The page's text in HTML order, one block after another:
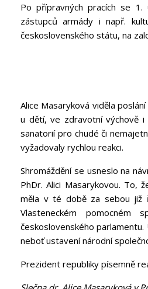
Po přípravných pracích se 1.
zástupců armády i např.
československého státu, na
Alice Masaryková viděla
u dětí, ve zdravotní výchově i
sanatorií pro chudé či
vyžadovaly rychlou reakci.
Shromáždění se usneslo na
PhDr. Alici Masarykovou. To,
měla v té době za sebou již
Vlasteneckém
československého
neboť ustavení národní
Prezident republiky písemně